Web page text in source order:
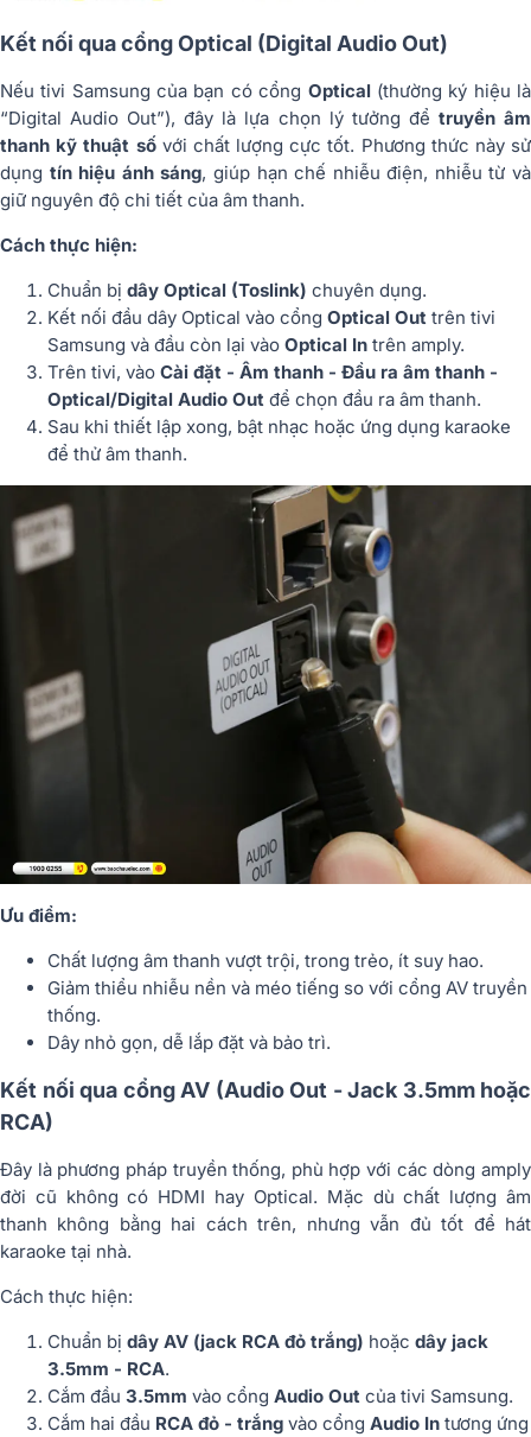
Kết nối qua cổng Optical (Digital Audio Out)
Nếu tivi Samsung của bạn có cổng Optical(thường ký hiệu là
“Digital Audio Out”), đây là lựa chọn lý tưởng để truyền âm
thanh kỹ thuật sốvới chất lượng cực tốt. Phương thức này sử
dụng tín hiệu ánh sáng, giúp hạn chế nhiễu điện, nhiễu từ và
giữ nguyên độ chi tiết của âm thanh.
Cách thực hiện:
Chuẩn bị dây Optical (Toslink) chuyên dụng.
Kết nối đầu dây Optical vào cổng Optical Out trên tivi
Samsung và đầu còn lại vào Optical In trên amply.
Trên tivi, vào Cài đặt - Âm thanh - Đầu ra âm thanh -
Optical/Digital Audio Out để chọn đầu ra âm thanh.
Sau khi thiết lập xong, bật nhạc hoặc ứng dụng karaoke
để thử âm thanh.
Ưu điểm:
Chất lượng âm thanh vượt trội, trong trẻo, ít suy hao.
Giảm thiểu nhiễu nền và méo tiếng so với cổng AV truyền
thống.
Dây nhỏ gọn, dễ lắp đặt và bảo trì.
Kết nối qua cổng AV (Audio Out - Jack 3.5mm hoặc
RCA)
Đây là phương pháp truyền thống, phù hợp với các dòng amply
đời cũ không có HDMI hay Optical. Mặc dù chất lượng âm
thanh không bằng hai cách trên, nhưng vẫn đủ tốt để hát
karaoke tại nhà.
Cách thực hiện:
Chuẩn bị dây AV (jack RCA đỏ trắng) hoặc dây jack
3.5mm - RCA.
Cắm đầu 3.5mm vào cổng Audio Out của tivi Samsung.
Cắm hai đầu RCA đỏ - trắng vào cổng Audio In tương ứng